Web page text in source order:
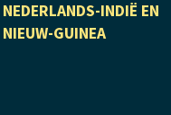
NEDERLANDS-INDIË EN
NIEUW-GUINEA